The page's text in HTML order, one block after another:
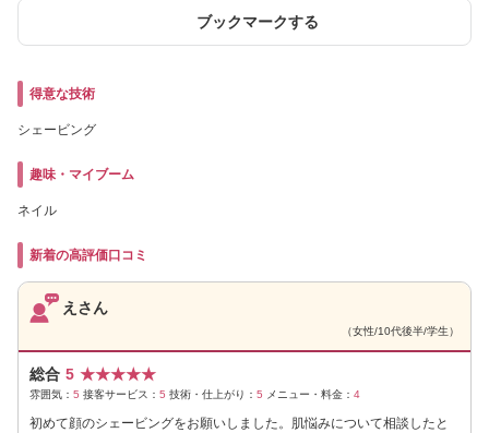
ブックマークする
得意な技術
シェービング
趣味・マイブーム
ネイル
新着の高評価口コミ
えさん
（女性/10代後半/学生）
総合 5 ★★★★★
雰囲気： 5 接客サービス： 5 技術・仕上がり： 5 メニュー・料金： 4
初めて顔のシェービングをお願いしました。肌悩みについて相談したと